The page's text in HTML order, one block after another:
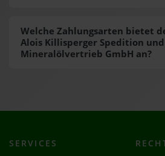
Welche Zahlungsarten bietet
Alois Killisperger Spedition und
Mineralölvertrieb GmbH an?
SERVICES